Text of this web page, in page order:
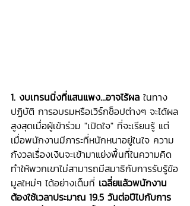
1. งบเทรนนิ่งที่แสนแพง...อาจไร้ผล ในทาง
ปฏิบัติ การอบรมหรือเวิร์กช็อปต่างๆ จะได้ผล
สูงสุดเมื่อผู้เข้าร่วม "เปิดใจ" ที่จะเรียนรู้ แต่
เมื่อพนักงานมีภาระที่หนักหนาอยู่ในใจ ความ
กังวลเรื่องเงินจะเข้ามาแย่งพื้นที่ในความคิด
ทำให้พวกเขาไม่สามารถมีสมาธิกับการรับรู้ข้อ
มูลใหม่ๆ ได้อย่างเต็มที่ เฉลี่ยแล้วพนักงาน
ต้องใช้เวลาประมาณ 19.5 วันต่อปีไปกับการ